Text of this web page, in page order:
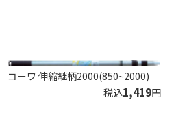
コーワ 伸縮継柄2000(850~2000)
税込1,419円